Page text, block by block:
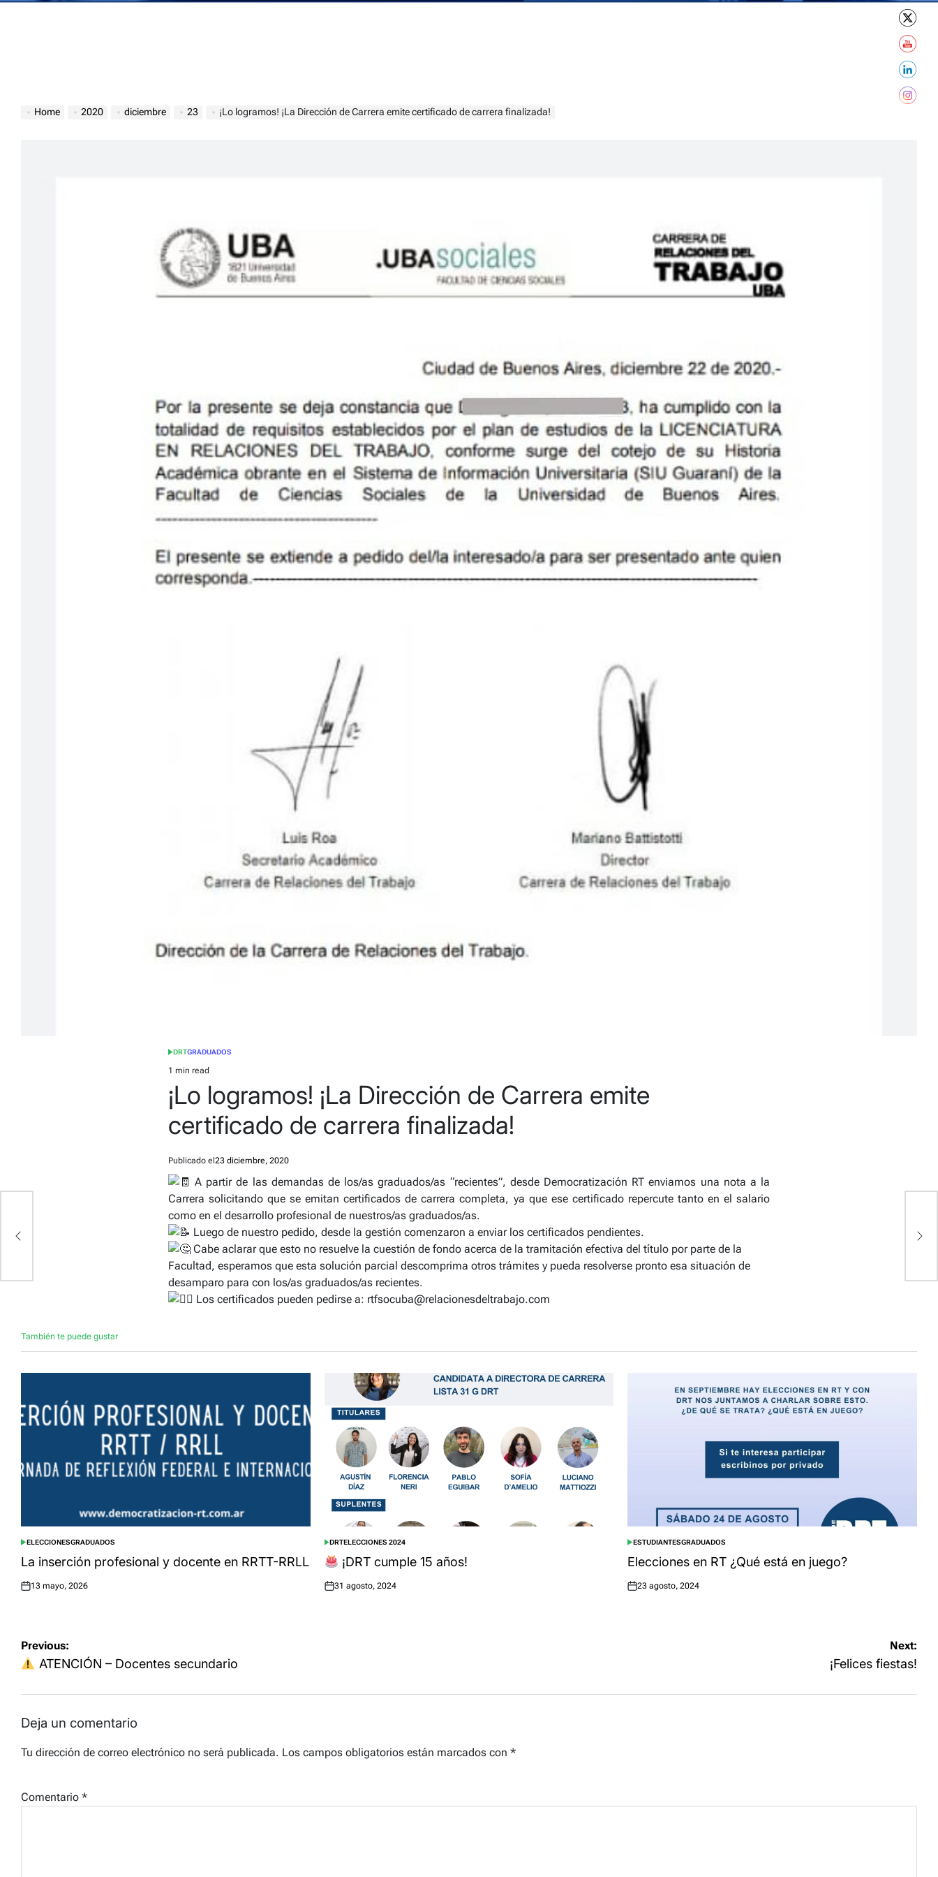
Home 2020 diciembre 23 ¡Lo logramos! ¡La Dirección de Carrera emite certificado de carrera finalizada!
POSTED
IN
DRTGRADUADOS
Estimated
read
time
1 min read
¡Lo logramos! ¡La Dirección de Carrera emite
certificado de carrera finalizada!
Publicado el 23 diciembre, 2020
A partir de las demandas de los/as graduados/as “recientes”, desde Democratización RT enviamos una nota a la
Carrera solicitando que se emitan certificados de carrera completa, ya que ese certificado repercute tanto en el salario
como en el desarrollo profesional de nuestros/as graduados/as.
Luego de nuestro pedido, desde la gestión comenzaron a enviar los certificados pendientes.
Cabe aclarar que esto no resuelve la cuestión de fondo acerca de la tramitación efectiva del título por parte de la
Facultad, esperamos que esta solución parcial descomprima otros trámites y pueda resolverse pronto esa situación de
desamparo para con los/as graduados/as recientes.
Los certificados pueden pedirse a: rtfsocuba@relacionesdeltrabajo.com
También te puede gustar
POSTED
IN
ELECCIONESGRADUADOS
La inserción profesional y docente en RRTT-RRLL
Posted
13 mayo, 2026
POSTED
IN
DRTELECCIONES 2024
¡DRT cumple 15 años!
Posted
31 agosto, 2024
POSTED
IN
ESTUDIANTESGRADUADOS
Elecciones en RT ¿Qué está en juego?
Posted
23 agosto, 2024
Navegación
de
Previous:
ATENCIÓN – Docentes secundario
Next:
¡Felices fiestas!
Deja un comentario
Tu dirección de correo electrónico no será publicada. Los campos obligatorios están marcados con *
Comentario *